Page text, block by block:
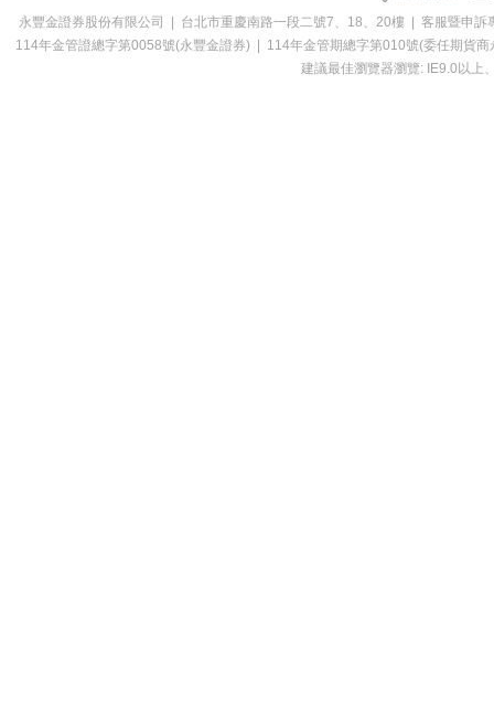
永豐金證券股份有限公司 | 台北市重慶南路一段二號7、18、20樓 | 客服暨申
114年金管證總字第0058號(永豐金證券) | 114年金管期總字第010號(委任期貨
建議最佳瀏覽器瀏覽: IE9.0以上